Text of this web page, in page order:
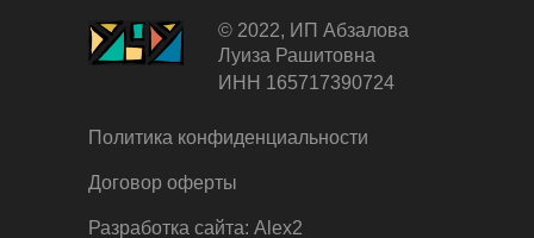
© 2022, ИП Абзалова
Луиза Рашитовна
Политика конфиденциальности
Договор оферты
ИНН 165717390724
Разработка сайта: Alex2